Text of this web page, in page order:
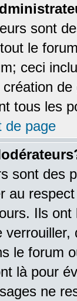
sont
le
ceci
tous les
de page
sont des
au
Ils
le forum
là pour
ne